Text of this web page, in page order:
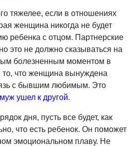
тяжелее, если в отношениях
женщина никогда не будет
ребенка с отцом. Партнерские
это не должно сказываться на
болезненным моментом в
то, что женщина вынуждена
с бывшим любимым. Это
ушел к другой.
дня, пусть все будет, как
что есть ребенок. Он поможет
эмоциональном плаву. Не